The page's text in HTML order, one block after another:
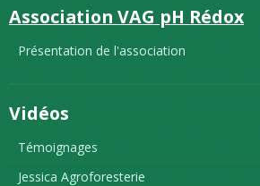
Association VAG pH Rédox
Présentation de l'association
Vidéos
Témoignages
Jessica Agroforesterie